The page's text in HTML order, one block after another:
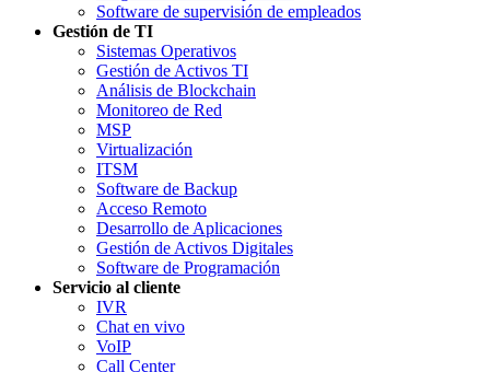
Software de supervisión de empleados
Gestión de TI
Sistemas Operativos
Gestión de Activos TI
Análisis de Blockchain
Monitoreo de Red
MSP
Virtualización
ITSM
Software de Backup
Acceso Remoto
Desarrollo de Aplicaciones
Gestión de Activos Digitales
Software de Programación
Servicio al cliente
IVR
Chat en vivo
VoIP
Call Center